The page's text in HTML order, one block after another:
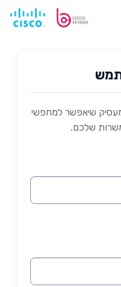
שיאפשר למחפשי
שלכם.